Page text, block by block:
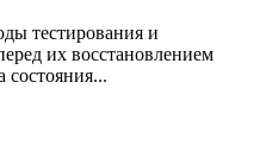
тестирования и
их восстановлением